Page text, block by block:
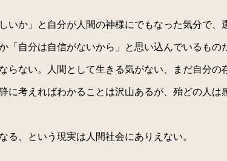
か」と自分が人間の神様にでもなった気分で、
自分は自信がないから」と思い込んでいるもの
ない。人間として生きる気がない、まだ自分の
考えればわかることは沢山あるが、殆どの人は
、という現実は人間社会にありえない。